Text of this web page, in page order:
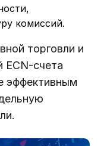
комиссий.
торговли и
ECN-счета
эффективным